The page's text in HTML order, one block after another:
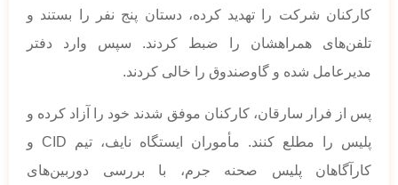
کارکنان شرکت را تهدید کرده، دستان پنج نفر را بستند و
تلفن‌های همراهشان را ضبط کردند. سپس وارد دفتر
مدیرعامل شده و گاوصندوق را خالی کردند.
پس از فرار سارقان، کارکنان موفق شدند خود را آزاد کرده و
پلیس را مطلع کنند. مأموران ایستگاه نایف، تیم CID و
کارآگاهان پلیس صحنه جرم، با بررسی دوربین‌های